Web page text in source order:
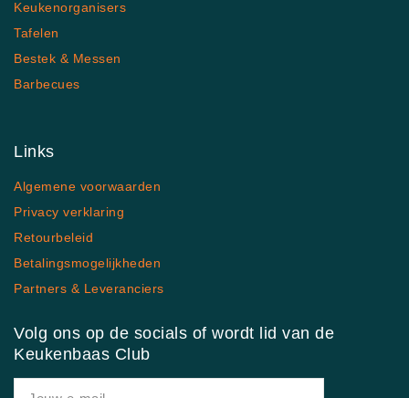
Keukenorganisers
Tafelen
Bestek & Messen
Barbecues
Links
Algemene voorwaarden
Privacy verklaring
Retourbeleid
Betalingsmogelijkheden
Partners & Leveranciers
Volg ons op de socials of wordt lid van de
Keukenbaas Club